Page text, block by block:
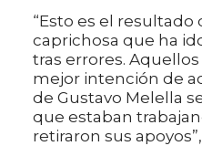
“Esto es el resultado
caprichosa que ha
tras errores.
mejor intención de
de Gustavo Melella
que estaban
retiraron sus